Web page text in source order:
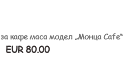
кафе маса модел „Монца Cafe“
EUR 80.00